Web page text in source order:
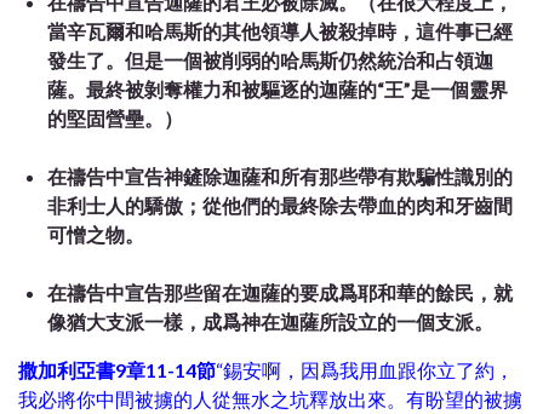
當辛瓦爾和哈馬斯的其他領導人被殺掉時，這件事已經
發生了。但是一個被削弱的哈馬斯仍然統治和占領迦
薩。最終被剝奪權力和被驅逐的迦薩的“王”是一個靈界
的堅固營壘。）
在禱告中宣告神鏟除迦薩和所有那些帶有欺騙性識別的
非利士人的驕傲；從他們的最終除去帶血的肉和牙齒間
可憎之物。
在禱告中宣告那些留在迦薩的要成爲耶和華的餘民，就
像猶大支派一樣，成爲神在迦薩所設立的一個支派。
撒加利亞書9章11-14節“錫安啊，因爲我用血跟你立了約，
我必將你中間被擄的人從無水之坑釋放出來。有盼望的被擄